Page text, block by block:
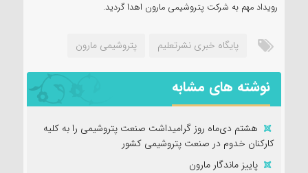
رویداد مهم به شرکت پتروشیمی مارون اهدا گردید.
پایگاه خبری نشرتعلیم پتروشیمی مارون
نوشته های مشابه
هشتم دی‌ماه روز گرامیداشت صنعت پتروشیمی را به کلیه
کارکنان خدوم در صنعت پتروشیمی کشور
پاییز ماندگار مارون